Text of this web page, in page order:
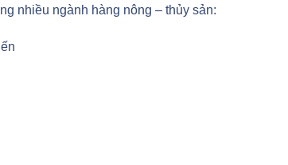
nhiều ngành hàng nông – thủy sản: